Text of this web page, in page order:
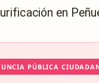
en
PÚBLICA